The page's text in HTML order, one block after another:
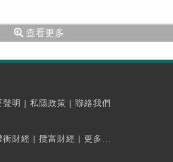
查看更多
聲明 | 私隱政策 | 聯絡我們
衡財經 | 攬富財經 | 更多...